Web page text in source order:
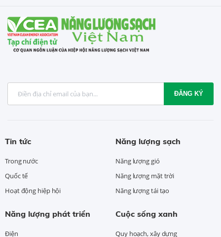
ĐĂNG KÝ
Tin tức
Trong nước
Quốc tế
Hoạt động hiệp hội
Năng lượng sạch
Năng lượng gió
Năng lượng mặt trời
Năng lượng tái tạo
Năng lượng phát triển
Điện
Cuộc sống xanh
Quy hoạch, xây dựng